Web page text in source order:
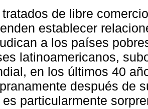
tratados de libre
establecer
a los países
latinoamericanos,
en los últimos 40
después de
es particularmente